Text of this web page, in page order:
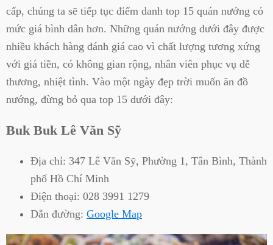
cấp, chúng ta sẽ tiếp tục điểm danh top 15 quán nướng có
mức giá bình dân hơn. Những quán nướng dưới đây được
nhiều khách hàng đánh giá cao vì chất lượng tương xứng
với giá tiền, có không gian rộng, nhân viên phục vụ dễ
thương, nhiệt tình. Vào một ngày đẹp trời muốn ăn đồ
nướng, đừng bỏ qua top 15 dưới đây:
Buk Buk Lê Văn Sỹ
Địa chỉ: 347 Lê Văn Sỹ, Phường 1, Tân Bình, Thành
phố Hồ Chí Minh
Điện thoại: 028 3991 1279
Dẫn đường: Google Map